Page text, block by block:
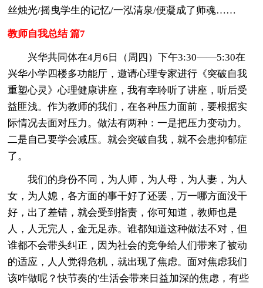
丝烛光/摇曳学生的记忆/一泓清泉/便凝成了师魂……
教师自我总结 篇7
兴华共同体在4月6日（周四）下午3:30——5:30在
兴华小学四楼多功能厅，邀请心理专家进行《突破自我
重塑心灵》心理健康讲座，我有幸聆听了讲座，听后受
益匪浅。作为教师的我们，在各种压力面前，要根据实
际情况去面对压力。做法有两种：一是把压力变动力。
二是自己要学会减压。就会突破自我，就不会患抑郁症
了。
我们的身份不同，为人师，为人母，为人妻，为人
女，为人媳，各方面的事干好了还罢，万一哪方面没干
好，出了差错，就会受到指责，你可知道，教师也是
人，人无完人，金无足赤。谁都知道这种做法不对，但
谁都不会带头纠正，因为社会的竞争给人们带来了被动
的适应，人人觉得危机，就出现了焦虑。面对焦虑我们
该咋做呢？快节奏的'生活会带来日益加深的焦虑，有些